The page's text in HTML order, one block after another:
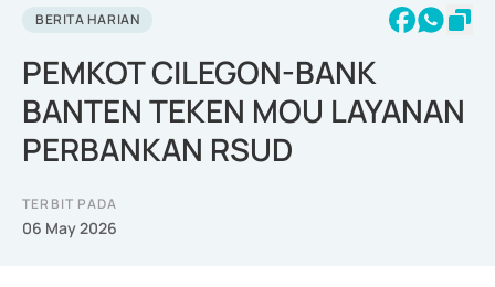
BERITA HARIAN
PEMKOT CILEGON-BANK
BANTEN TEKEN MOU LAYANAN
PERBANKAN RSUD
TERBIT PADA
06 May 2026